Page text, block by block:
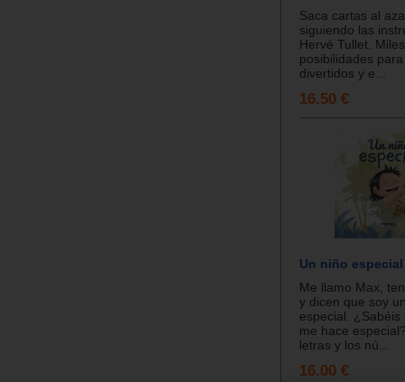
Saca cartas al
siguiendo las
Hervé Tullet.
posibilidades
divertidos y e...
16.50 €
Un niño especial
Me llamo Max,
y dicen que soy
especial.
me hace
letras y los nú...
16.00 €